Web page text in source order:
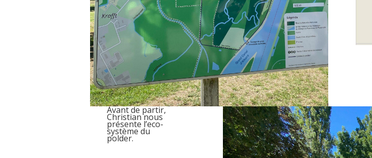
Avant de partir,
Christian nous
présente l’eco-
système du
polder.